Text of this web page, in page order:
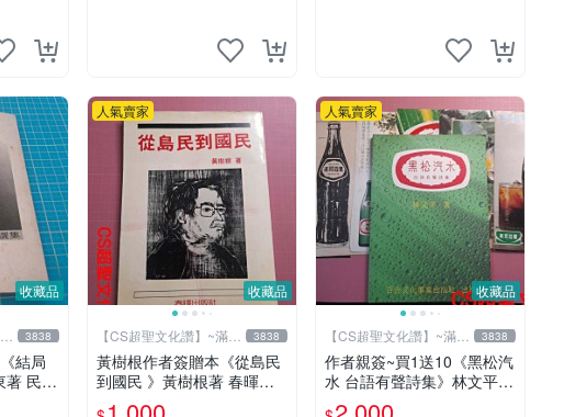
收藏品
3838
結局
著 民國
聖文
收藏品
人氣賣家
【CS超聖文化讚】~滿千
元送運
3838
黃樹根作者簽贈本《從島民
到國民 》黃樹根著 春暉出
版社 民國78年9月出版 扉頁
收藏品
人氣賣家
【CS超聖文化讚】~滿千
元送運
3838
作者親簽~買1送10《黑松汽
水 台語有聲詩集》林文平著
百合文化事業 2001.9初版